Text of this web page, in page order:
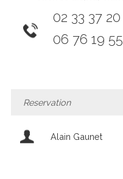
02 33 37 20
06 76 19 55
Reservation
Alain Gaunet